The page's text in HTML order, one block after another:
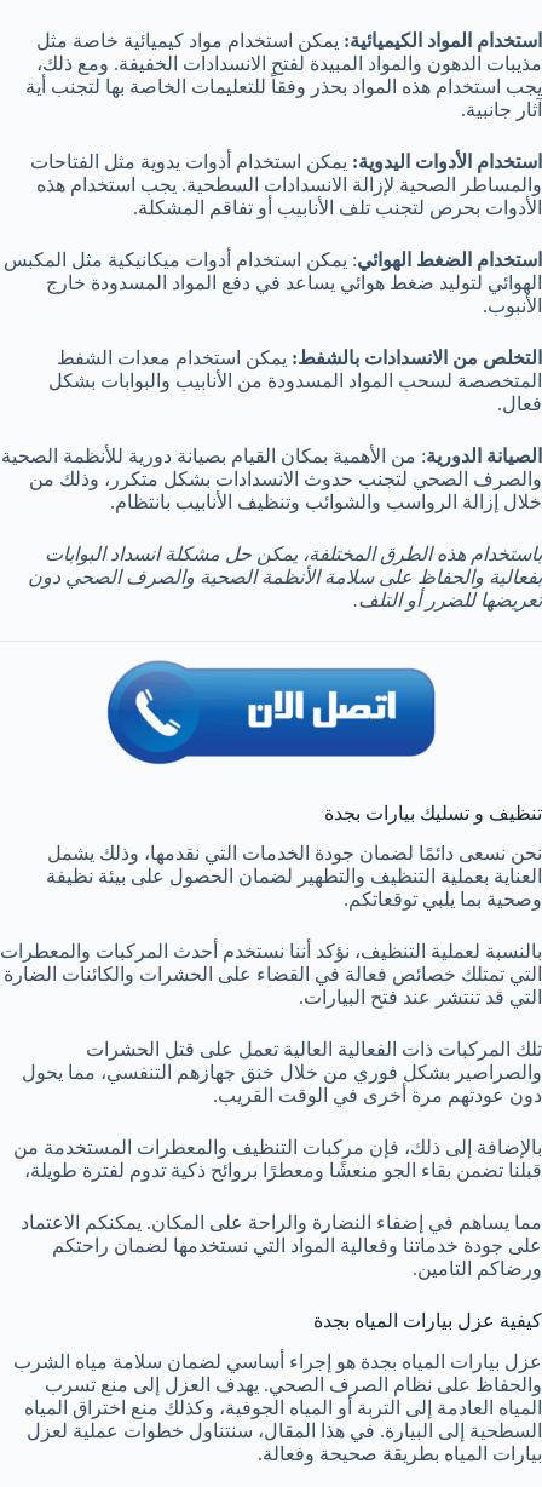
استخدام المواد الكيميائية: يمكن استخدام مواد كيميائية خاصة مثل
مذيبات الدهون والمواد المبيدة لفتح الانسدادات الخفيفة. ومع ذلك،
يجب استخدام هذه المواد بحذر وفقاً للتعليمات الخاصة بها لتجنب أية
آثار جانبية.
استخدام الأدوات اليدوية: يمكن استخدام أدوات يدوية مثل الفتاحات
والمساطر الصحية لإزالة الانسدادات السطحية. يجب استخدام هذه
الأدوات بحرص لتجنب تلف الأنابيب أو تفاقم المشكلة.
استخدام الضغط الهوائي: يمكن استخدام أدوات ميكانيكية مثل المكبس
الهوائي لتوليد ضغط هوائي يساعد في دفع المواد المسدودة خارج
الأنبوب.
التخلص من الانسدادات بالشفط: يمكن استخدام معدات الشفط
المتخصصة لسحب المواد المسدودة من الأنابيب والبوابات بشكل
فعال.
الصيانة الدورية: من الأهمية بمكان القيام بصيانة دورية للأنظمة الصحية
والصرف الصحي لتجنب حدوث الانسدادات بشكل متكرر، وذلك من
خلال إزالة الرواسب والشوائب وتنظيف الأنابيب بانتظام.
باستخدام هذه الطرق المختلفة، يمكن حل مشكلة انسداد البوابات
بفعالية والحفاظ على سلامة الأنظمة الصحية والصرف الصحي دون
تعريضها للضرر أو التلف.
تنظيف و تسليك بيارات بجدة
نحن نسعى دائمًا لضمان جودة الخدمات التي نقدمها، وذلك يشمل
العناية بعملية التنظيف والتطهير لضمان الحصول على بيئة نظيفة
وصحية بما يلبي توقعاتكم.
بالنسبة لعملية التنظيف، نؤكد أننا نستخدم أحدث المركبات والمعطرات
التي تمتلك خصائص فعالة في القضاء على الحشرات والكائنات الضارة
التي قد تنتشر عند فتح البيارات.
تلك المركبات ذات الفعالية العالية تعمل على قتل الحشرات
والصراصير بشكل فوري من خلال خنق جهازهم التنفسي، مما يحول
دون عودتهم مرة أخرى في الوقت القريب.
بالإضافة إلى ذلك، فإن مركبات التنظيف والمعطرات المستخدمة من
قبلنا تضمن بقاء الجو منعشًا ومعطرًا بروائح ذكية تدوم لفترة طويلة،
مما يساهم في إضفاء النضارة والراحة على المكان. يمكنكم الاعتماد
على جودة خدماتنا وفعالية المواد التي نستخدمها لضمان راحتكم
ورضاكم التامين.
كيفية عزل بيارات المياه بجدة
عزل بيارات المياه بجدة هو إجراء أساسي لضمان سلامة مياه الشرب
والحفاظ على نظام الصرف الصحي. يهدف العزل إلى منع تسرب
المياه العادمة إلى التربة أو المياه الجوفية، وكذلك منع اختراق المياه
السطحية إلى البيارة. في هذا المقال، سنتناول خطوات عملية لعزل
بيارات المياه بطريقة صحيحة وفعالة.